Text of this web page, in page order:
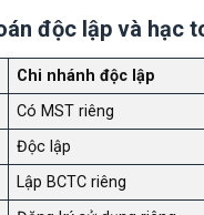
độc lập và hạc
Chi nhánh độc lập
Có MST riêng
Độc lập
Lập BCTC riêng